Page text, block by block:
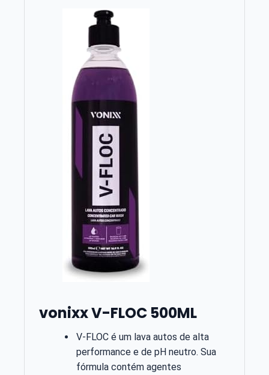
vonixx V-FLOC 500ML
V-FLOC é um lava autos de alta
performance e de pH neutro. Sua
fórmula contém agentes